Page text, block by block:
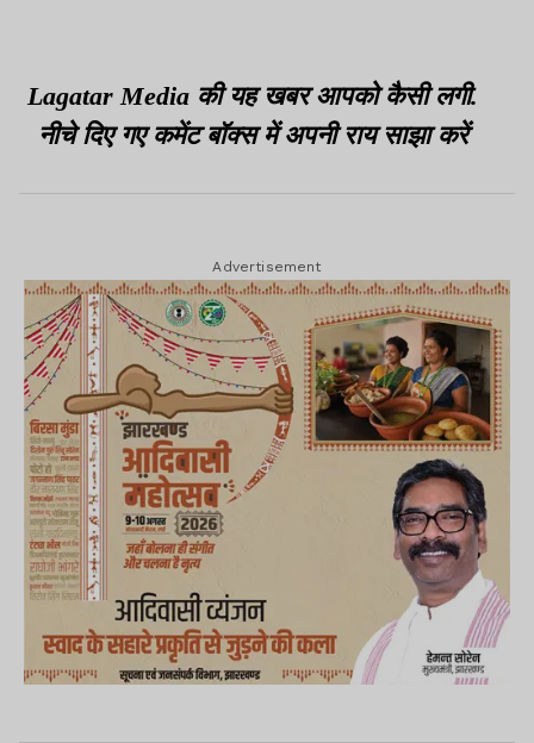
Lagatar Media की यह खबर आपको कैसी लगी.
नीचे दिए गए कमेंट बॉक्स में अपनी राय साझा करें
Advertisement